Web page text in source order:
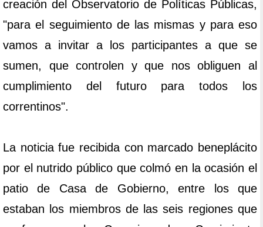
creación del Observatorio de Políticas Públicas,
"para el seguimiento de las mismas y para eso
vamos a invitar a los participantes a que se
sumen, que controlen y que nos obliguen al
cumplimiento del futuro para todos los
correntinos".
La noticia fue recibida con marcado beneplácito
por el nutrido público que colmó en la ocasión el
patio de Casa de Gobierno, entre los que
estaban los miembros de las seis regiones que